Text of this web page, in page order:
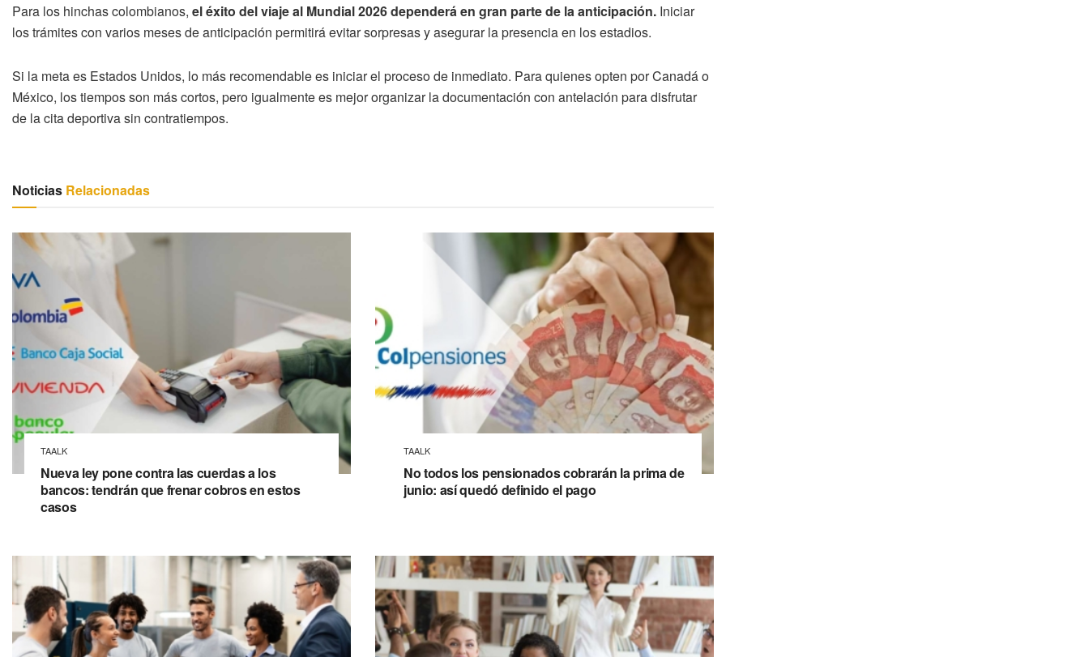
Para los hinchas colombianos, el éxito del viaje al Mundial 2026 dependerá en gran parte de la anticipación. Iniciar
los trámites con varios meses de anticipación permitirá evitar sorpresas y asegurar la presencia en los estadios.
Si la meta es Estados Unidos, lo más recomendable es iniciar el proceso de inmediato. Para quienes opten por Canadá o
México, los tiempos son más cortos, pero igualmente es mejor organizar la documentación con antelación para disfrutar
de la cita deportiva sin contratiempos.
Noticias Relacionadas
TAALK
Nueva ley pone contra las cuerdas a los
bancos: tendrán que frenar cobros en estos
casos
TAALK
No todos los pensionados cobrarán la prima de
junio: así quedó definido el pago